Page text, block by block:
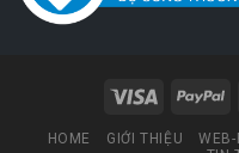
HOME GIỚI THIỆU WEB-